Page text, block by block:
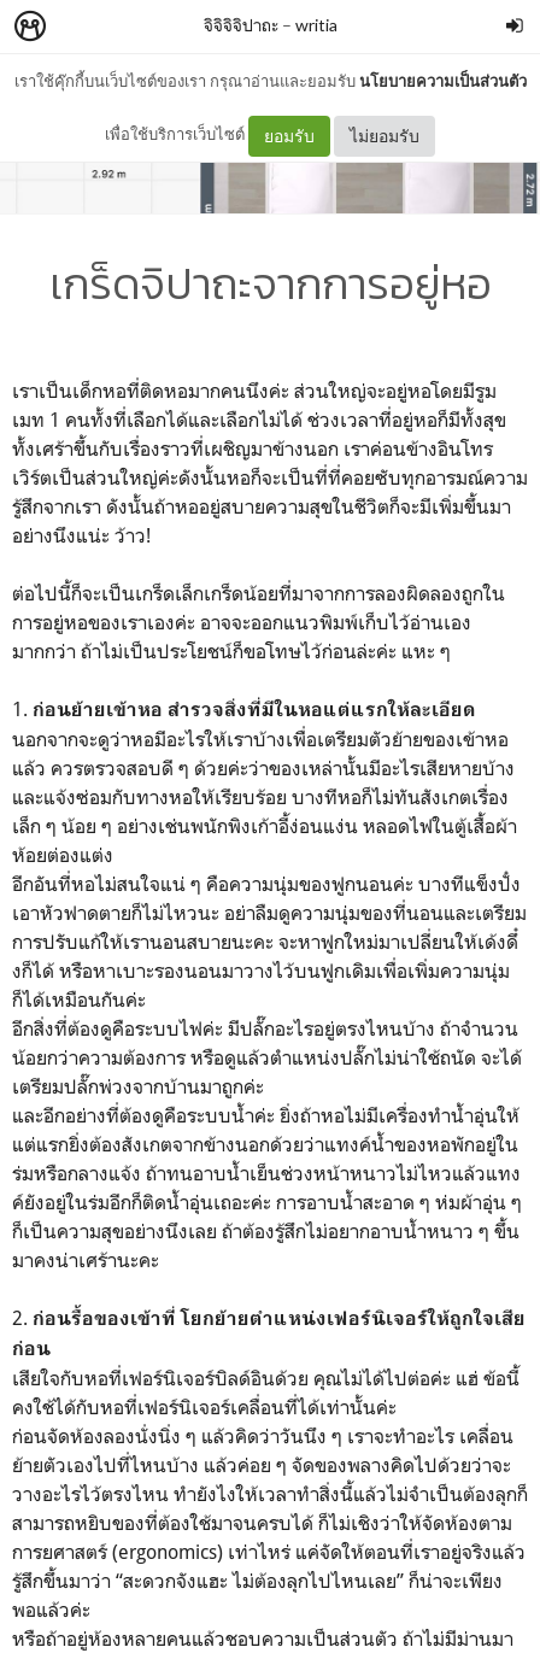
เราใช้คุ๊กกี้บนเว็บไซต์ของเรา กรุณาอ่านและยอมรับนโยบายความเป็นส่วนตัว
เพื่อใช้บริการเว็บไซต์ ยอมรับ ไม่ยอมรับ
จิจิจิจิปาถะ– writia
เกร็ดจิปาถะจากการอยู่หอ
เราเป็นเด็กหอที่ติดหอมากคนนึงค่ะ ส่วนใหญ่จะอยู่หอโดยมีรูม
เมท 1 คนทั้งที่เลือกได้และเลือกไม่ได้ ช่วงเวลาที่อยู่หอก็มีทั้งสุข
ทั้งเศร้าขึ้นกับเรื่องราวที่เผชิญมาข้างนอก เราค่อนข้างอินโทร
เวิร์ตเป็นส่วนใหญ่ค่ะดังนั้นหอก็จะเป็นที่ที่คอยซับทุกอารมณ์ความ
รู้สึกจากเรา ดังนั้นถ้าหออยู่สบายความสุขในชีวิตก็จะมีเพิ่มขึ้นมา
อย่างนึงแน่ะ ว้าว!
ต่อไปนี้ก็จะเป็นเกร็ดเล็กเกร็ดน้อยที่มาจากการลองผิดลองถูกใน
การอยู่หอของเราเองค่ะ อาจจะออกแนวพิมพ์เก็บไว้อ่านเอง
มากกว่า ถ้าไม่เป็นประโยชน์ก็ขอโทษไว้ก่อนล่ะค่ะ แหะ ๆ
1. ก่อนย้ายเข้าหอ สำรวจสิ่งที่มีในหอแต่แรกให้ละเอียด
นอกจากจะดูว่าหอมีอะไรให้เราบ้างเพื่อเตรียมตัวย้ายของเข้าหอ
แล้ว ควรตรวจสอบดี ๆ ด้วยค่ะว่าของเหล่านั้นมีอะไรเสียหายบ้าง
และแจ้งซ่อมกับทางหอให้เรียบร้อย บางทีหอก็ไม่ทันสังเกตเรื่อง
เล็ก ๆ น้อย ๆ อย่างเช่นพนักพิงเก้าอี้ง่อนแง่น หลอดไฟในตู้เสื้อผ้า
ห้อยต่องแต่ง
อีกอันที่หอไม่สนใจแน่ ๆ คือความนุ่มของฟูกนอนค่ะ บางทีแข็งปั๋ง
เอาหัวฟาดตายก็ไม่ไหวนะ อย่าลืมดูความนุ่มของที่นอนและเตรียม
การปรับแก้ให้เรานอนสบายนะคะ จะหาฟูกใหม่มาเปลี่ยนให้เด้งดึ๋
งก็ได้ หรือหาเบาะรองนอนมาวางไว้บนฟูกเดิมเพื่อเพิ่มความนุ่ม
ก็ได้เหมือนกันค่ะ
อีกสิ่งที่ต้องดูคือระบบไฟค่ะ มีปลั๊กอะไรอยู่ตรงไหนบ้าง ถ้าจำนวน
น้อยกว่าความต้องการ หรือดูแล้วตำแหน่งปลั๊กไม่น่าใช้ถนัด จะได้
เตรียมปลั๊กพ่วงจากบ้านมาถูกค่ะ
และอีกอย่างที่ต้องดูคือระบบน้ำค่ะ ยิ่งถ้าหอไม่มีเครื่องทำน้ำอุ่นให้
แต่แรกยิ่งต้องสังเกตจากข้างนอกด้วยว่าแทงค์น้ำของหอพักอยู่ใน
ร่มหรือกลางแจ้ง ถ้าทนอาบน้ำเย็นช่วงหน้าหนาวไม่ไหวแล้วแทง
ค์ยังอยู่ในร่มอีกก็ติดน้ำอุ่นเถอะค่ะ การอาบน้ำสะอาด ๆ ห่มผ้าอุ่น ๆ
ก็เป็นความสุขอย่างนึงเลย ถ้าต้องรู้สึกไม่อยากอาบน้ำหนาว ๆ ขึ้น
มาคงน่าเศร้านะคะ
2. ก่อนรื้อของเข้าที่ โยกย้ายตำแหน่งเฟอร์นิเจอร์ให้ถูกใจเสีย
ก่อน
เสียใจกับหอที่เฟอร์นิเจอร์บิลด์อินด้วย คุณไม่ได้ไปต่อค่ะ แฮ่ ข้อนี้
คงใช้ได้กับหอที่เฟอร์นิเจอร์เคลื่อนที่ได้เท่านั้นค่ะ
ก่อนจัดห้องลองนั่งนิ่ง ๆ แล้วคิดว่าวันนึง ๆ เราจะทำอะไร เคลื่อน
ย้ายตัวเองไปที่ไหนบ้าง แล้วค่อย ๆ จัดของพลางคิดไปด้วยว่าจะ
วางอะไรไว้ตรงไหน ทำยังไงให้เวลาทำสิ่งนี้แล้วไม่จำเป็นต้องลุกก็
สามารถหยิบของที่ต้องใช้มาจนครบได้ ก็ไม่เชิงว่าให้จัดห้องตาม
การยศาสตร์ (ergonomics) เท่าไหร่ แค่จัดให้ตอนที่เราอยู่จริงแล้ว
รู้สึกขึ้นมาว่า “สะดวกจังแฮะ ไม่ต้องลุกไปไหนเลย” ก็น่าจะเพียง
พอแล้วค่ะ
หรือถ้าอยู่ห้องหลายคนแล้วชอบความเป็นส่วนตัว ถ้าไม่มีม่านมา